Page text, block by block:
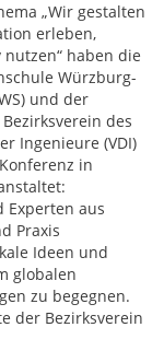
„Wir gestalten
erleben,
haben die
Würzburg-
und der
des
Ingenieure (VDI)
in
Experten aus
Praxis
Ideen und
globalen
zu begegnen.
der Bezirksverein